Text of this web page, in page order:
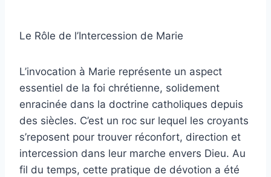
Le Rôle de l’Intercession de Marie
L’invocation à Marie représente un aspect
essentiel de la foi chrétienne, solidement
enracinée dans la doctrine catholiques depuis
des siècles. C’est un roc sur lequel les croyants
s’reposent pour trouver réconfort, direction et
intercession dans leur marche envers Dieu. Au
fil du temps, cette pratique de dévotion a été